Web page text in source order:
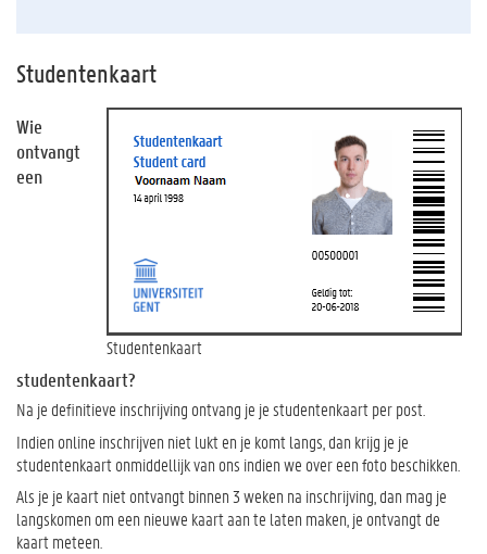
Studentenkaart
Studentenkaart
Wie
ontvangt
een
studentenkaart?
Na je definitieve inschrijving ontvang je je studentenkaart per post.
Indien online inschrijven niet lukt en je komt langs, dan krijg je je
studentenkaart onmiddellijk van ons indien we over een foto beschikken.
Als je je kaart niet ontvangt binnen 3 weken na inschrijving, dan mag je
langskomen om een nieuwe kaart aan te laten maken, je ontvangt de
kaart meteen.